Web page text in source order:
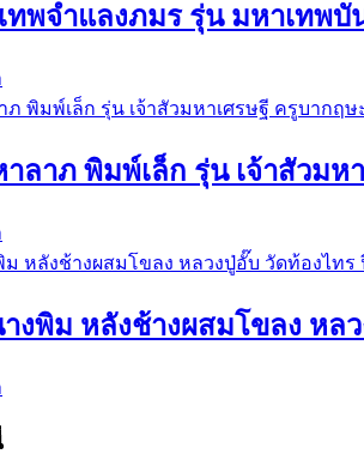
ทพจำแลงภมร รุ่น มหาเทพ
ลาภ พิมพ์เล็ก รุ่น เจ้าสัวมห
งพิม หลังช้างผสมโขลง หลว